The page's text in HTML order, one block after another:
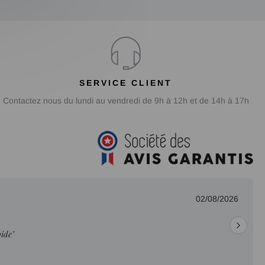
SERVICE CLIENT
Contactez nous du lundi au vendredi de 9h à 12h et de 14h à 17h
02/08/2026